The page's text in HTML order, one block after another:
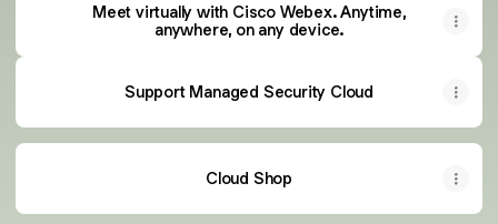
Meet virtually with Cisco Webex. Anytime,
anywhere, on any device.
Support Managed Security Cloud
Cloud Shop